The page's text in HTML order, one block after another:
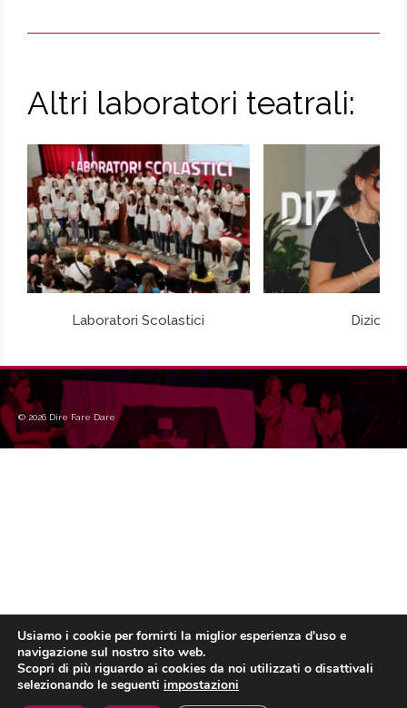
Altri laboratori teatrali:
Laboratori Scolastici Dizione
© 2026 Dire Fare Dare
Usiamo i cookie per fornirti la miglior esperienza d'uso e
navigazione sul nostro sito web.
Scopri di più riguardo ai cookies da noi utilizzati o disattivali
selezionando le seguenti impostazioni